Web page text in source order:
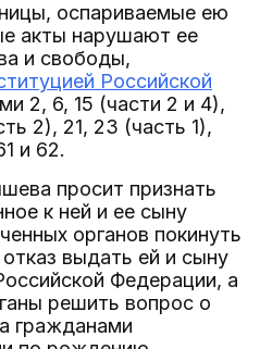
оспариваемые ею
акты нарушают ее
и свободы,
Российской
2, 6, 15 (части 2 и 4),
2), 21, 23 (часть 1),
и 62.
просит признать
к ней и ее сыну
органов покинуть
выдать ей и сыну
Федерации, а
решить вопрос о
гражданами